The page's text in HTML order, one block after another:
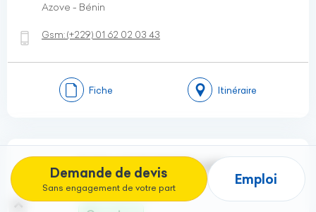
Demande de devis
Sans engagement de votre part
Emploi
Azove - Bénin
Gsm:(+229) 01 62 02 03 43
Fiche Itinéraire
DJOMAKI BUSINESS AND
CONSULTING